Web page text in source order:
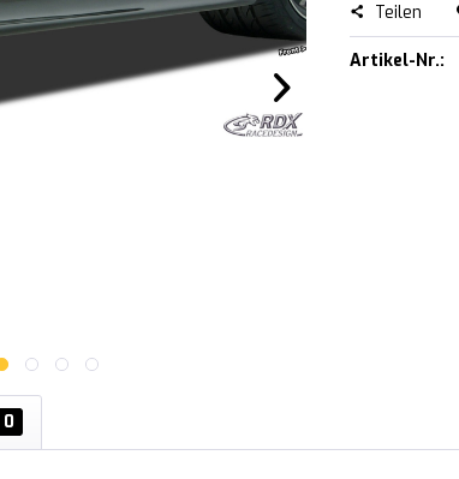
Teilen
Artikel-Nr.:
0